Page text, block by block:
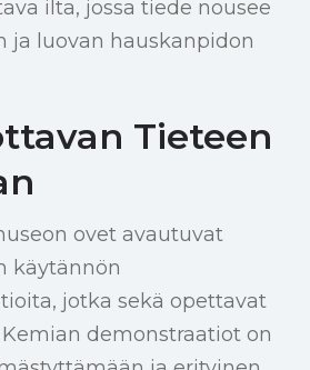
ilta, jossa tiede nousee
ja luovan hauskanpidon
Tieteen
ovet avautuvat
käytännön
jotka sekä opettavat
demonstraatiot on